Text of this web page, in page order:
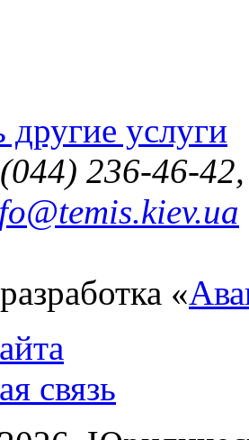
другие услуги
236-46-
«
связь